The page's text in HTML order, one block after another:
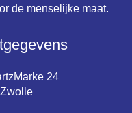
de menselijke maat.
24